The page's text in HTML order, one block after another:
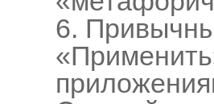
6.